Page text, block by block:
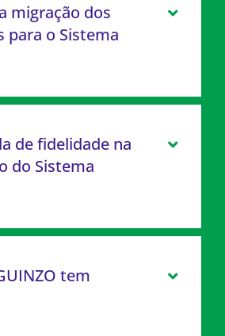
migração dos
para o Sistema
de fidelidade na
do Sistema
tem